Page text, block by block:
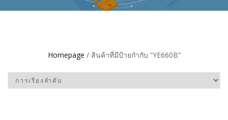
Homepage / สินค้าที่มีป้ายกำกับ “YE660B”